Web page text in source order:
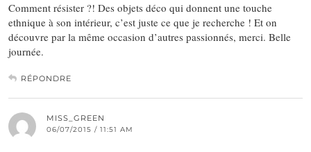
Comment résister ?! Des objets déco qui donnent une touche
ethnique à son intérieur, c’est juste ce que je recherche ! Et on
découvre par la même occasion d’autres passionnés, merci. Belle
journée.
RÉPONDRE
MISS_GREEN
06/07/2015 / 11:51 AM